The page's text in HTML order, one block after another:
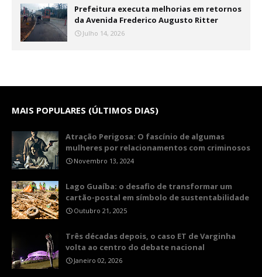
Prefeitura executa melhorias em retornos
da Avenida Frederico Augusto Ritter
Julho 14, 2026
MAIS POPULARES (ÚLTIMOS DIAS)
Atração Perigosa: O fascínio de algumas
mulheres por relacionamentos com criminosos
Novembro 13, 2024
Lago Guaíba: o desafio de transformar um
cartão-postal em símbolo de sustentabilidade
Outubro 21, 2025
Três décadas depois, o caso ET de Varginha
volta ao centro do debate nacional
Janeiro 02, 2026